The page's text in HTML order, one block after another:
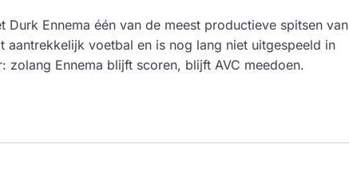
Durk Ennema één van de meest productieve spitsen van
voetbal en is nog lang niet uitgespeeld in
Ennema blijft scoren, blijft AVC meedoen.